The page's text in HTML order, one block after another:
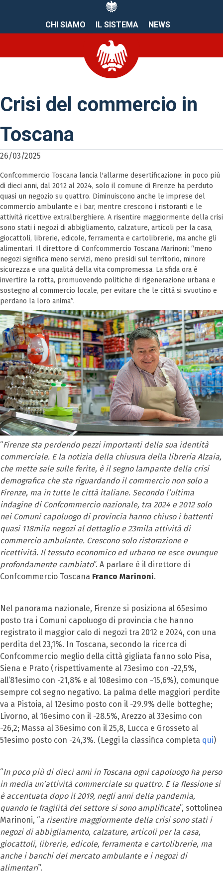
CHI SIAMO IL SISTEMA NEWS
Crisi del commercio in
Toscana
26/03/2025
Confcommercio Toscana lancia l'allarme desertificazione: in poco più
di dieci anni, dal 2012 al 2024, solo il comune di Firenze ha perduto
quasi un negozio su quattro. Diminuiscono anche le imprese del
commercio ambulante e i bar, mentre crescono i ristoranti e le
attività ricettive extralberghiere. A risentire maggiormente della crisi
sono stati i negozi di abbigliamento, calzature, articoli per la casa,
giocattoli, librerie, edicole, ferramenta e cartolibrerie, ma anche gli
alimentari. Il direttore di Confcommercio Toscana Marinoni: “meno
negozi significa meno servizi, meno presidi sul territorio, minore
sicurezza e una qualità della vita compromessa. La sfida ora è
invertire la rotta, promuovendo politiche di rigenerazione urbana e
sostegno al commercio locale, per evitare che le città si svuotino e
perdano la loro anima”.
“Firenze sta perdendo pezzi importanti della sua identità
commerciale. E la notizia della chiusura della libreria Alzaia,
che mette sale sulle ferite, è il segno lampante della crisi
demografica che sta riguardando il commercio non solo a
Firenze, ma in tutte le città italiane. Secondo l’ultima
indagine di Confcommercio nazionale, tra 2024 e 2012 solo
nei Comuni capoluogo di provincia hanno chiuso i battenti
quasi 118mila negozi al dettaglio e 23mila attività di
commercio ambulante. Crescono solo ristorazione e
ricettività. Il tessuto economico ed urbano ne esce ovunque
profondamente cambiato”. A parlare è il direttore di
Confcommercio Toscana Franco Marinoni.
Nel panorama nazionale, Firenze si posiziona al 65esimo
posto tra i Comuni capoluogo di provincia che hanno
registrato il maggior calo di negozi tra 2012 e 2024, con una
perdita del 23,1%. In Toscana, secondo la ricerca di
Confcommercio meglio della città gigliata fanno solo Pisa,
Siena e Prato (rispettivamente al 73esimo con -22,5%,
all’81esimo con -21,8% e al 108esimo con -15,6%), comunque
sempre col segno negativo. La palma delle maggiori perdite
va a Pistoia, al 12esimo posto con il -29.9% delle botteghe;
Livorno, al 16esimo con il -28.5%, Arezzo al 33esimo con
-26,2; Massa al 36esimo con il 25,8, Lucca e Grosseto al
51esimo posto con -24,3%. (Leggi la classifica completa qui)
“In poco più di dieci anni in Toscana ogni capoluogo ha perso
in media un’attività commerciale su quattro. E la flessione si
è accentuata dopo il 2019, negli anni della pandemia,
quando le fragilità del settore si sono amplificate”, sottolinea
Marinoni, “a risentire maggiormente della crisi sono stati i
negozi di abbigliamento, calzature, articoli per la casa,
giocattoli, librerie, edicole, ferramenta e cartolibrerie, ma
anche i banchi del mercato ambulante e i negozi di
alimentari”.